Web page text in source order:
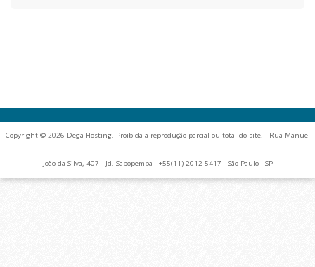
Copyright © 2026 Dega Hosting. Proibida a reprodução parcial ou total do site. - Rua Manuel
João da Silva, 407 - Jd. Sapopemba - +55(11) 2012-5417 - São Paulo - SP